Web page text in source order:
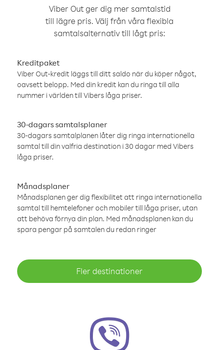
Viber Out ger dig mer samtalstid
till lägre pris. Välj från våra flexibla
samtalsalternativ till lågt pris:
Kreditpaket
Viber Out-kredit läggs till ditt saldo när du köper något,
oavsett belopp. Med din kredit kan du ringa till alla
nummer i världen till Vibers låga priser.
30-dagars samtalsplaner
30-dagars samtalplanen låter dig ringa internationella
samtal till din valfria destination i 30 dagar med Vibers
låga priser.
Månadsplaner
Månadsplanen ger dig flexibilitet att ringa internationella
samtal till hemtelefoner och mobiler till låga priser, utan
att behöva förnya din plan. Med månadsplanen kan du
spara pengar på samtalen du redan ringer
Fler destinationer